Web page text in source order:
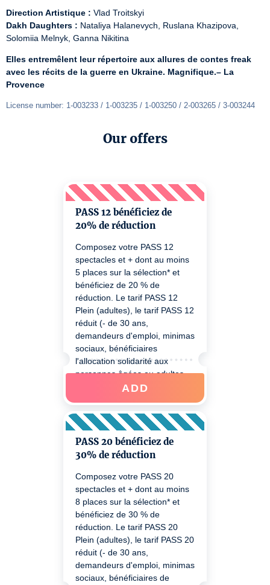
Direction Artistique :
Dakh Daughters : Nataliya Halanevych, Ruslana Khazipova,
Solomiia Melnyk, Ganna Nikitina
Elles entremêlent leur répertoire aux allures de contes freak
avec les récits de la guerre en Ukraine. Magnifique.– La
Provence
License number: 1-003233 / 1-003235 / 1-003250 / 2-003265 / 3-003244
Our offers
PASS 12 bénéficiez de
20% de réduction
Composez votre PASS 12
spectacles et + dont au moins
5 places sur la sélection* et
bénéficiez de 20 % de
réduction. Le tarif PASS 12
Plein (adultes), le tarif PASS 12
réduit (- de 30 ans,
demandeurs d'emploi, minimas
sociaux, bénéficiaires
l'allocation solidarité aux
personnes âgées ou adultes
handicapés) - un justificatif
contrôle billets. Pour bénéficiez
de votre réduction lors d'un
prochain achat merci de bien
vouloir passer à Sponeck ou
nous joindre au 0805 710 700.
ADD
PASS 20 bénéficiez de
30% de réduction
Composez votre PASS 20
spectacles et + dont au moins
8 places sur la sélection* et
bénéficiez de 30 % de
réduction. Le tarif PASS 20
Plein (adultes), le tarif PASS 20
réduit (- de 30 ans,
demandeurs d'emploi, minimas
sociaux, bénéficiaires de